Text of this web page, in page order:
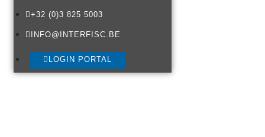
+32 (0)3 825 5003
INFO@INTERFISC.BE
LOGIN PORTAL